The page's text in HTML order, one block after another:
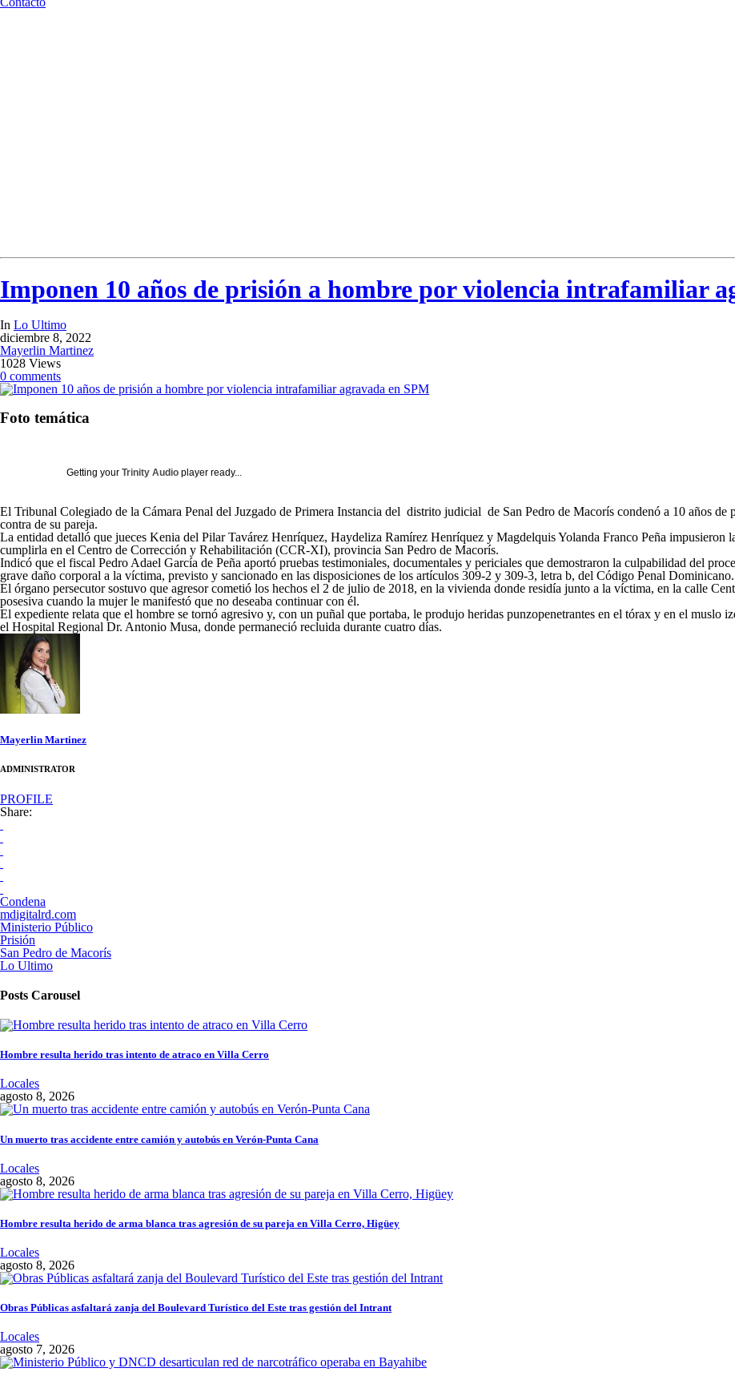
Imponen 10 años de prisión a hombre por violencia intrafamiliar
In Lo Ultimo
diciembre 8, 2022
Mayerlin Martinez
1028 Views
0 comments
Foto temática
Getting your Trinity Audio player ready...
El Tribunal Colegiado de la Cámara Penal del Juzgado de Primera Instancia del distrito judicial de San Pedro de Macorís condenó a 10 años
contra de su pareja.
La entidad detalló que jueces Kenia del Pilar Tavárez Henríquez, Haydeliza Ramírez Henríquez y Magdelquis Yolanda Franco Peña impusieron
cumplirla en el Centro de Corrección y Rehabilitación (CCR-XI), provincia San Pedro de Macorís.
Indicó que el fiscal Pedro Adael García de Peña aportó pruebas testimoniales, documentales y periciales que demostraron la culpabilidad del
grave daño corporal a la víctima, previsto y sancionado en las disposiciones de los artículos 309-2 y 309-3, letra b, del Código Penal Dominicano.
El órgano persecutor sostuvo que agresor cometió los hechos el 2 de julio de 2018, en la vivienda donde residía junto a la víctima, en la calle
posesiva cuando la mujer le manifestó que no deseaba continuar con él.
El expediente relata que el hombre se tornó agresivo y, con un puñal que portaba, le produjo heridas punzopenetrantes en el tórax y en el muslo
el Hospital Regional Dr. Antonio Musa, donde permaneció recluida durante cuatro días.
Mayerlin Martinez
ADMINISTRATOR
PROFILE
Share:
Condena
mdigitalrd.com
Ministerio Público
Prisión
San Pedro de Macorís
Lo Ultimo
Posts Carousel
Hombre resulta herido tras intento de atraco en Villa Cerro
Locales
agosto 8, 2026
Un muerto tras accidente entre camión y autobús en Verón-Punta Cana
Locales
agosto 8, 2026
Hombre resulta herido de arma blanca tras agresión de su pareja en Villa Cerro, Higüey
Locales
agosto 8, 2026
Obras Públicas asfaltará zanja del Boulevard Turístico del Este tras gestión del Intrant
Locales
agosto 7, 2026